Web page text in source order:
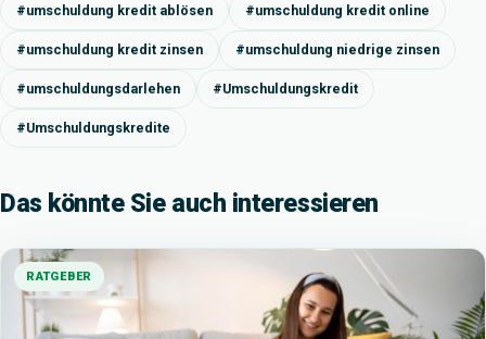
#umschuldung kredit ablösen #umschuldung kredit online
#umschuldung kredit zinsen #umschuldung niedrige zinsen
#umschuldungsdarlehen #Umschuldungskredit
#Umschuldungskredite
Das könnte Sie auch interessieren
RATGEBER